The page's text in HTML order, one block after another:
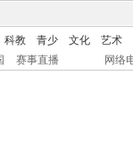
科教 青少 文化
艺术
赛事直播 网络